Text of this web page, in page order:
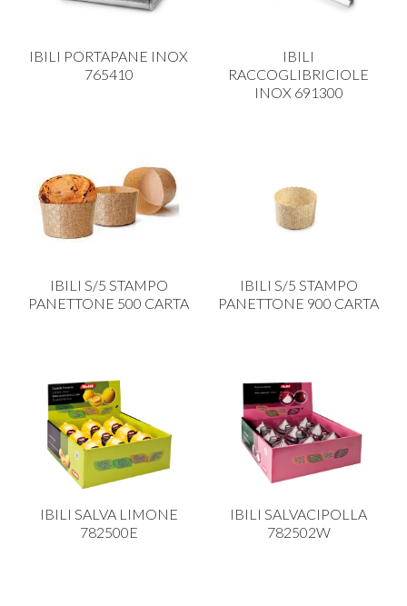
IBILI PORTAPANE INOX
765410
IBILI
RACCOGLIBRICIOLE
INOX 691300
IBILI S/5 STAMPO
PANETTONE 500 CARTA
IBILI S/5 STAMPO
PANETTONE 900 CARTA
IBILI SALVA LIMONE
782500E
IBILI SALVACIPOLLA
782502W